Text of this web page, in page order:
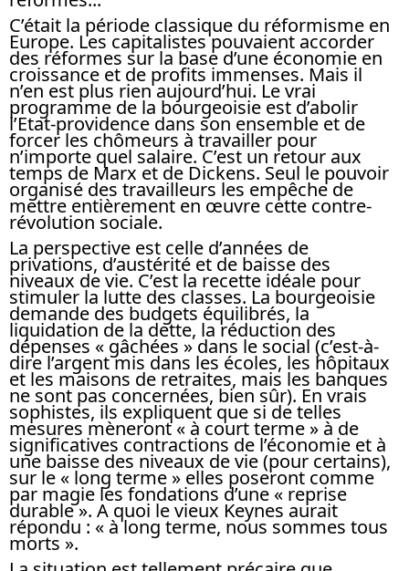
C’était la période classique du réformisme en
Europe. Les capitalistes pouvaient accorder
des réformes sur la base d’une économie en
croissance et de profits immenses. Mais il
n’en est plus rien aujourd’hui. Le vrai
programme de la bourgeoisie est d’abolir
l’Etat-providence dans son ensemble et de
forcer les chômeurs à travailler pour
n’importe quel salaire. C’est un retour aux
temps de Marx et de Dickens. Seul le pouvoir
organisé des travailleurs les empêche de
mettre entièrement en œuvre cette contre-
révolution sociale.
La perspective est celle d’années de
privations, d’austérité et de baisse des
niveaux de vie. C’est la recette idéale pour
stimuler la lutte des classes. La bourgeoisie
demande des budgets équilibrés, la
liquidation de la dette, la réduction des
dépenses « gâchées » dans le social (c’est-à-
dire l’argent mis dans les écoles, les hôpitaux
et les maisons de retraites, mais les banques
ne sont pas concernées, bien sûr). En vrais
sophistes, ils expliquent que si de telles
mesures mèneront « à court terme » à de
significatives contractions de l’économie et à
une baisse des niveaux de vie (pour certains),
sur le « long terme » elles poseront comme
par magie les fondations d’une « reprise
durable ». A quoi le vieux Keynes aurait
répondu : « à long terme, nous sommes tous
morts ».